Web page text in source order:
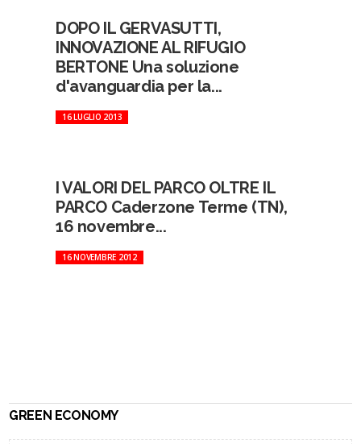
DOPO IL GERVASUTTI,
INNOVAZIONE AL RIFUGIO
BERTONE Una soluzione
d'avanguardia per la...
16 LUGLIO 2013
I VALORI DEL PARCO OLTRE IL
PARCO Caderzone Terme (TN),
16 novembre...
16 NOVEMBRE 2012
GREEN ECONOMY